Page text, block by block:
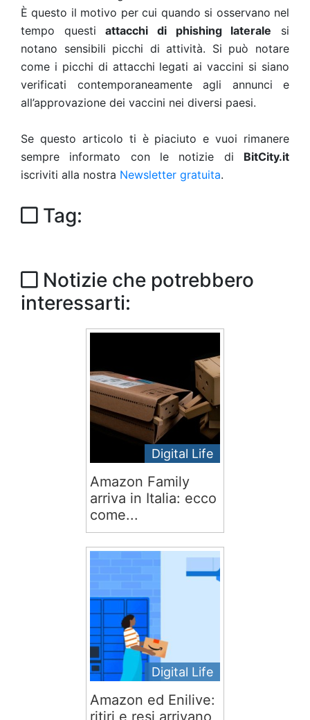
È questo il motivo per cui quando si osservano nel
tempo questiattacchi di phishing laterale si
notano sensibili picchi di attività. Si può notare
come i picchi di attacchi legati ai vaccini si siano
verificati contemporaneamente agli annunci e
all’approvazione dei vaccini nei diversi paesi.
Se questo articolo ti è piaciuto e vuoi rimanere
sempre informato con le notizie di BitCity.it
iscriviti alla nostra Newsletter gratuita.
Tag:
Notizie che potrebbero
interessarti:
Digital Life
Amazon Family
arriva in Italia: ecco
come...
Digital Life
Amazon ed Enilive:
ritiri e resi arrivano